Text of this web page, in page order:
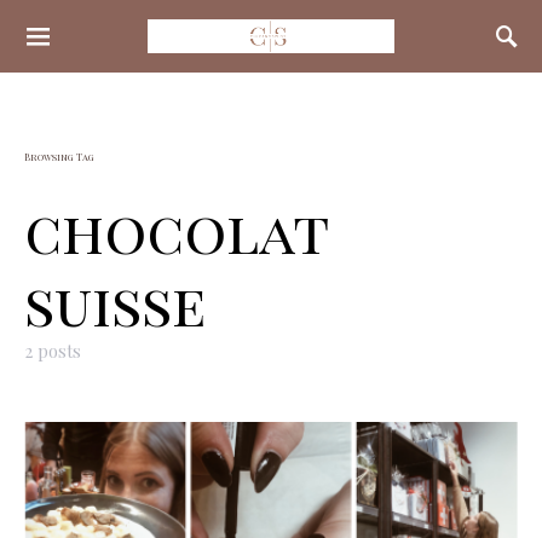
Search for:
Browsing Tag
chocolat
suisse
2 posts